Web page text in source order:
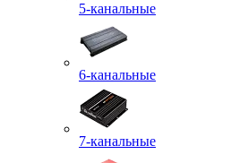
5-канальные
6-канальные
7-канальные